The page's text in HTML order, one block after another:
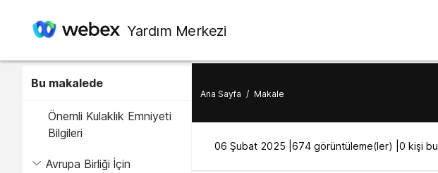
Yardım Merkezi
Bu makalede
Önemli Kulaklık Emniyeti
Bilgileri
Avrupa Birliği İçin
Ana Sayfa / Makale
06 Şubat 2025 | 674 görüntüleme(ler) | 0 kişi